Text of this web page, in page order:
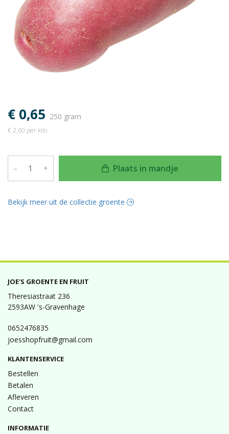
€ 0,65 250 gram
€ 2,60 per kilo
– + Plaats in mandje
Bekijk meer uit de collectie groente
JOE'S GROENTE EN FRUIT
Theresiastraat 236
2593AW 's-Gravenhage
0652476835
joesshopfruit@gmail.com
KLANTENSERVICE
Bestellen
Betalen
Afleveren
Contact
INFORMATIE